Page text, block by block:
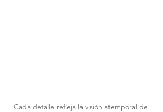
Cada detalle refleja la visión atemporal de